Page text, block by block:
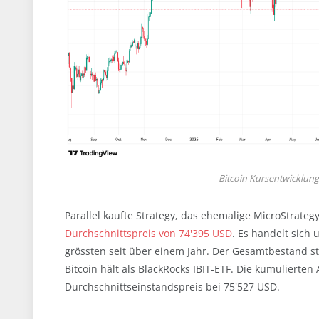
Bitcoin
Parallel kaufte Strategy, das ehemalige
Durchschnittspreis von 74'395 USD. Es handelt sich
grössten seit über einem Jahr. Der Gesamtbestand
Bitcoin hält als BlackRocks IBIT-ETF. Die
Durchschnittseinstandspreis bei 75'527 USD.